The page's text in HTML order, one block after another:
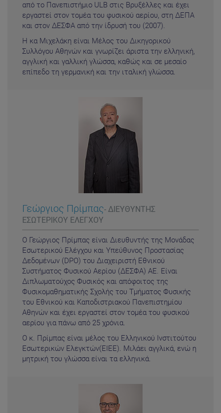
από το Πανεπιστήμιο ULB στις Βρυξέλλες και έχει
εργαστεί στον τομέα του φυσικού αερίου, στη ΔΕΠΑ
και στον ΔΕΣΦΑ από την ίδρυσή του (2007).
Η κα Μιχελάκη είναι Μέλος του Δικηγορικού
Συλλόγου Αθηνών και γνωρίζει άριστα την ελληνική,
αγγλική και γαλλική γλώσσα, καθώς και σε μεσαίο
επίπεδο τη γερμανική και την ιταλική γλώσσα.
Γεώργιος Πρίμπας- ΔΙΕΥΘΥΝΤΗΣ
ΕΣΩΤΕΡΙΚΟΥ ΕΛΕΓΧΟΥ
Ο Γεώργιος Πρίμπας είναι Διευθυντής της Μονάδας
Εσωτερικού Ελέγχου και Υπεύθυνος Προστασίας
Δεδομένων (DPO) του Διαχειριστή Εθνικού
Συστήματος Φυσικού Αερίου (ΔΕΣΦΑ) ΑΕ. Είναι
Διπλωματούχος Φυσικός και απόφοιτος της
Φυσικομαθηματικής Σχολής του Τμήματος Φυσικής
του Εθνικού και Καποδιστριακού Πανεπιστημίου
Αθηνών και έχει εργαστεί στον τομέα του φυσικού
αερίου για πάνω από 25 χρόνια.
Ο κ. Πρίμπας είναι μέλος του Ελληνικού Ινστιτούτου
Εσωτερικών Ελεγκτών(ΕΙΕΕ). Μιλάει αγγλικά, ενώ η
μητρική του γλώσσα είναι τα ελληνικά.